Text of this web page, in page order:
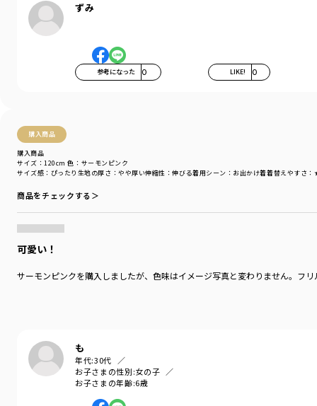
ずみ
参考になった 0 LIKE! 0
購入商品
購入商品
サイズ感 ：ぴったり 生地の厚さ ：やや厚い伸縮性 ：伸びる着用シーン ：お出かけ着着替えやすさ
サイズ：120cm 色：サーモンピンク
商品をチェックする＞
可愛い！
サーモンピンクを購入しましたが、色味はイメージ写真と変わりません。フ
も
年代:30代
お子さまの性別:女の子
お子さまの年齢:6歳